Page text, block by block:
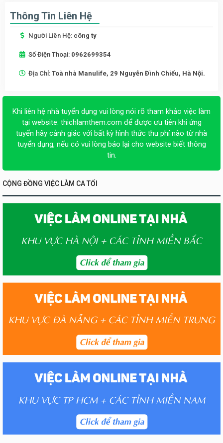
Thông Tin Liên Hệ
Người Liên Hệ: công ty
Số Điện Thoại: 0962699354
Địa Chỉ: Toà nhà Manulife, 29 Nguyễn Đình Chiểu, Hà Nội.
Khi liên hệ nhà tuyển dụng vui lòng nói rõ tham khảo việc làm
tại website: thichlamthem.com để được ưu tiên khi ứng
tuyển hãy cảnh giác với bất kỳ hình thức thu phí nào từ nhà
tuyển dụng, nếu có vui lòng báo lại cho website biết thông
tin.
CỘNG ĐỒNG VIỆC LÀM CA TỐI